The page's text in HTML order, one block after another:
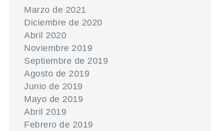
Marzo de 2021
Diciembre de 2020
Abril 2020
Noviembre 2019
Septiembre de 2019
Agosto de 2019
Junio de 2019
Mayo de 2019
Abril 2019
Febrero de 2019